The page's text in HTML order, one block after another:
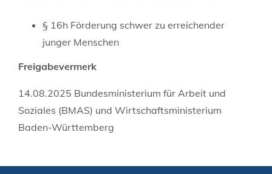
§ 16h Förderung schwer zu erreichender
junger Menschen
Freigabevermerk
14.08.2025 Bundesministerium für Arbeit und
Soziales (BMAS) und Wirtschaftsministerium
Baden-Württemberg